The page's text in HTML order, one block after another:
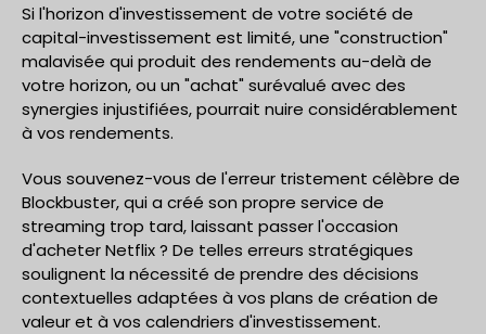
Si l'horizon d'investissement de votre société de
capital-investissement est limité, une "construction"
malavisée qui produit des rendements au-delà de
votre horizon, ou un "achat" surévalué avec des
synergies injustifiées, pourrait nuire considérablement
à vos rendements.
Vous souvenez-vous de l'erreur tristement célèbre de
Blockbuster, qui a créé son propre service de
streaming trop tard, laissant passer l'occasion
d'acheter Netflix ? De telles erreurs stratégiques
soulignent la nécessité de prendre des décisions
contextuelles adaptées à vos plans de création de
valeur et à vos calendriers d'investissement.